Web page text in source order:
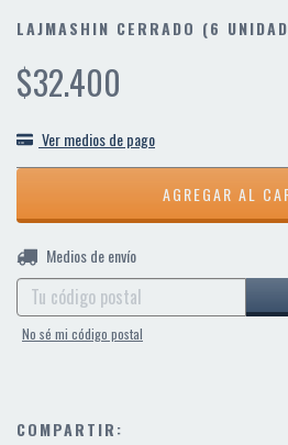
LAJMASHIN CERRADO (6
$32.400
Ver medios de pago
Entregas para el CP:
Medios de envío
No sé mi código postal
COMPARTIR: